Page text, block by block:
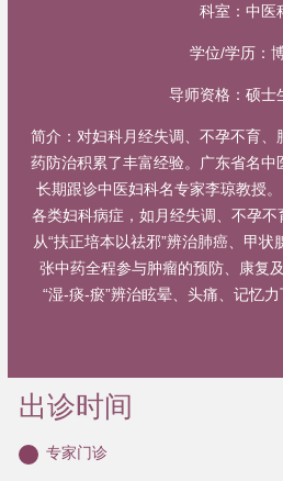
科室： 中医
学位/学历：
导师资格： 硕士
简介： 对妇科月经失调、不孕不育
药防治积累了丰富经验。广东省名中
长期跟诊中医妇科名专家李琼教授
各类妇科病症，如月经失调、不孕不
从“扶正培本以祛邪”辨治肺癌、甲
张中药全程参与肿瘤的预防、康复
“湿-痰-瘀”辨治眩晕、头痛、记忆
出诊时间
专家门诊